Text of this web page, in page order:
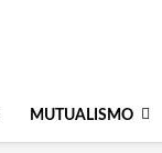
MUTUALISMO